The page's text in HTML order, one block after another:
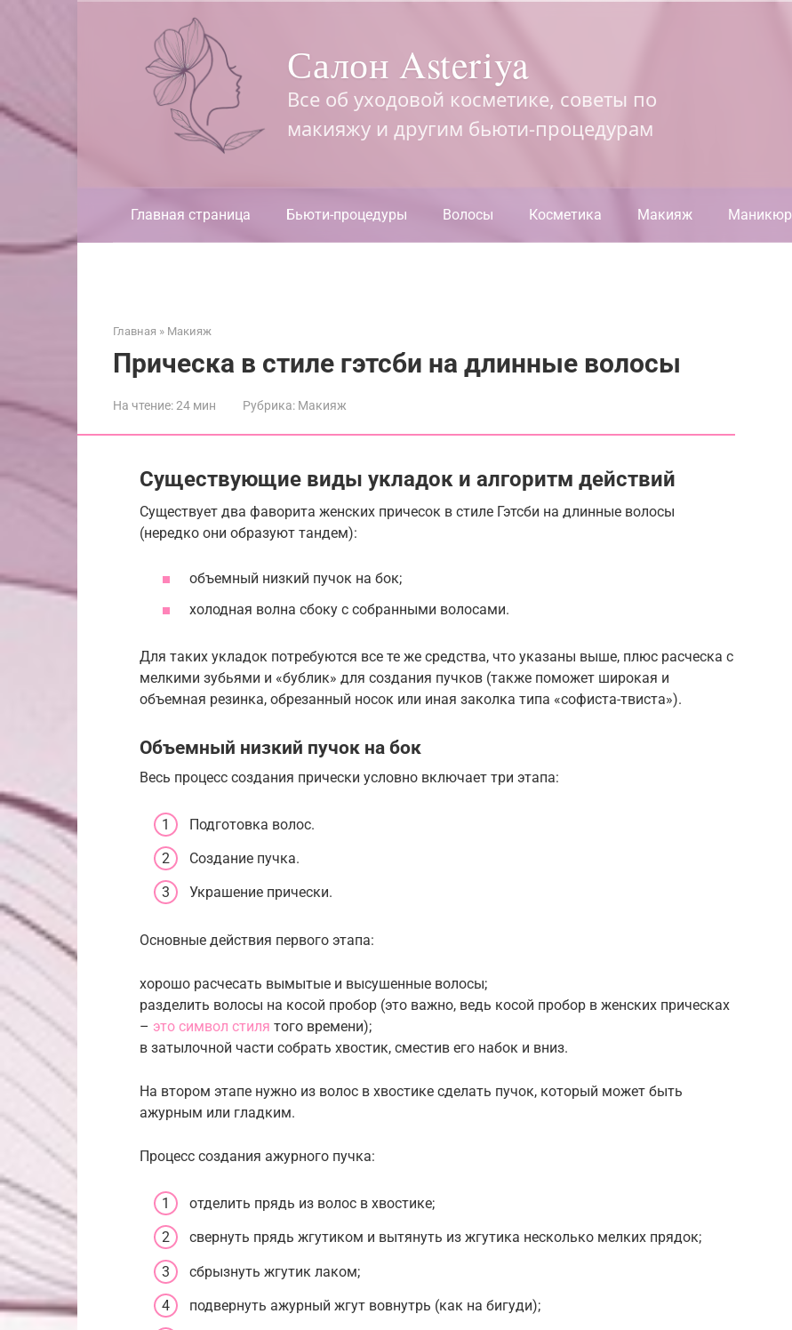
Салон Asteriya
Все об уходовой косметике, советы по
макияжу и другим бьюти-процедурам
Главная страница Бьюти-процедуры Волосы Косметика Макияж Маникюр
Главная » Макияж
Прическа в стиле гэтсби на длинные волосы
На чтение:24 мин Рубрика: Макияж
Существующие виды укладок и алгоритм действий
Существует два фаворита женских причесок в стиле Гэтсби на длинные волосы
(нередко они образуют тандем):
объемный низкий пучок на бок;
холодная волна сбоку с собранными волосами.
Для таких укладок потребуются все те же средства, что указаны выше, плюс расческа с
мелкими зубьями и «бублик» для создания пучков (также поможет широкая и
объемная резинка, обрезанный носок или иная заколка типа «софиста-твиста»).
Объемный низкий пучок на бок
Весь процесс создания прически условно включает три этапа:
Подготовка волос.
Создание пучка.
Украшение прически.
Основные действия первого этапа:
хорошо расчесать вымытые и высушенные волосы;
разделить волосы на косой пробор (это важно, ведь косой пробор в женских прическах
– это символ стиля того времени);
в затылочной части собрать хвостик, сместив его набок и вниз.
На втором этапе нужно из волос в хвостике сделать пучок, который может быть
ажурным или гладким.
Процесс создания ажурного пучка:
отделить прядь из волос в хвостике;
свернуть прядь жгутиком и вытянуть из жгутика несколько мелких прядок;
сбрызнуть жгутик лаком;
подвернуть ажурный жгут вовнутрь (как на бигуди);